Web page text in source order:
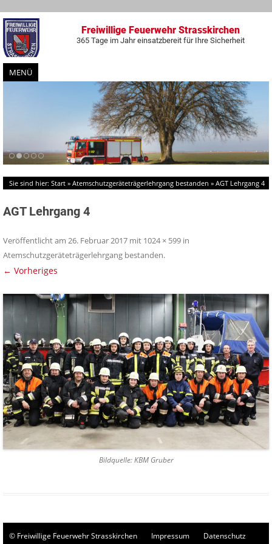
Freiwillige Feuerwehr Strasskirchen
365 Tage im Jahr einsatzbereit für Ihre Sicherheit
MENÜ
Zum
Inhalt
springen
Sie sind hier: Start » Atemschutzgeräteträgerlehrgang bestanden » AGT Lehrgang 4
AGT Lehrgang 4
Veröffentlicht am 26. Februar 2017 mit 1024 × 599 in
Atemschutzgeräteträgerlehrgang bestanden.
← Vorheriges
Bildquelle: KBM Gruber
© Freiwillige Feuerwehr Strasskirchen Impressum Datenschutz